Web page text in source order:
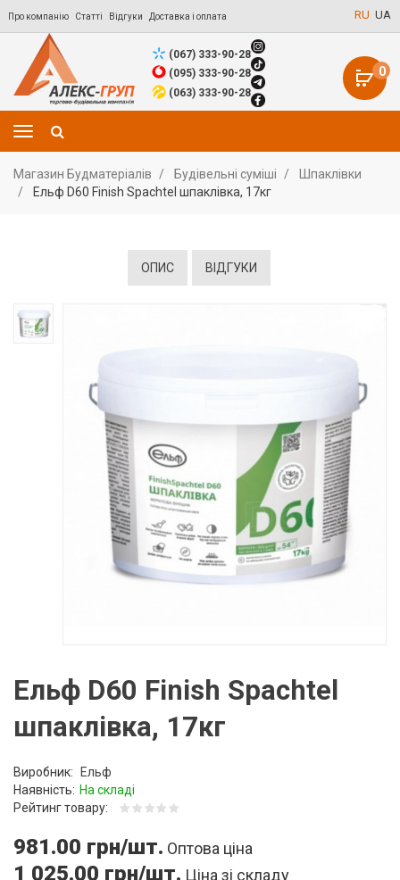
Про компанію Статті Відгуки Доставка і оплата RU UA
0
(067) 333-90-28
(095) 333-90-28
(063) 333-90-28
Магазин Будматеріалів Будівельні суміші
Шпаклівки
Ельф D60 Finish Spachtel шпаклівка, 17кг
ОПИС ВІДГУКИ
Ельф D60 Finish Spachtel
шпаклівка, 17кг
Виробник:
Ельф
Наявність: На складі
Рейтинг товару:
981.00 грн/шт. Оптова ціна
1 025.00 грн/шт. Ціна зі складу